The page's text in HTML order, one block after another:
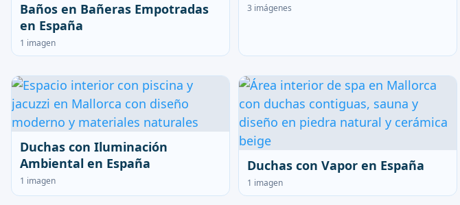
Baños en Bañeras Empotradas
en España
1 imagen
3 imágenes
Duchas con Iluminación
Ambiental en España
1 imagen
Duchas con Vapor en España
1 imagen